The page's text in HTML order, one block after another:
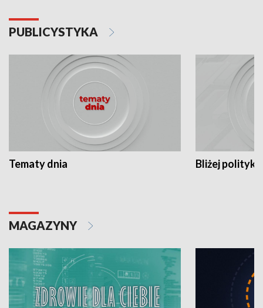
PUBLICYSTYKA
Tematy dnia Bliżej polityki
MAGAZYNY